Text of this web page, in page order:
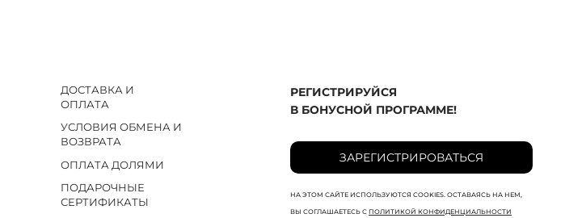
ДОСТАВКА И
ОПЛАТА
УСЛОВИЯ ОБМЕНА И
ВОЗВРАТА
ОПЛАТА ДОЛЯМИ
ПОДАРОЧНЫЕ
СЕРТИФИКАТЫ
РЕГИСТРИРУЙСЯ
В БОНУСНОЙ ПРОГРАММЕ!
ЗАРЕГИСТРИРОВАТЬСЯ
НА ЭТОМ САЙТЕ ИСПОЛЬЗУЮТСЯ COOKIES. ОСТАВАЯСЬ НА НЕМ,
ВЫ СОГЛАШАЕТЕСЬ С ПОЛИТИКОЙ КОНФИДЕНЦИАЛЬНОСТИ